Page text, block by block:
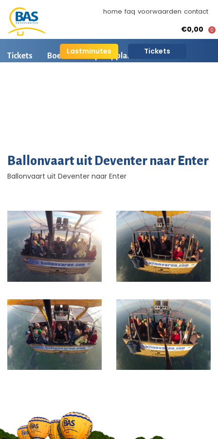
home faq voorwaarden contact
Lastminutes Tickets
€0,00 0
Tickets Boeken Opstapplaatsen
Ballonvaart uit Deventer naar Enter
Ballonvaart uit Deventer naar Enter